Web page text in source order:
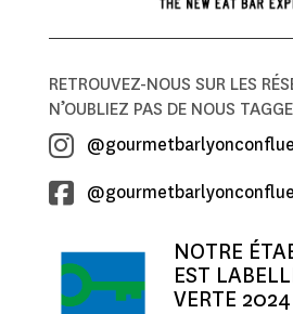
RETROUVEZ-NOUS SUR LES
N’OUBLIEZ PAS DE NOUS
NOTRE
EST
VERTE 2024